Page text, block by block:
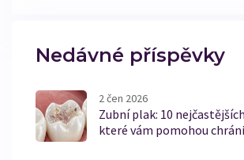
Nedávné příspěvky
2 čen 2026
Zubní plak: 10
které vám pomohou